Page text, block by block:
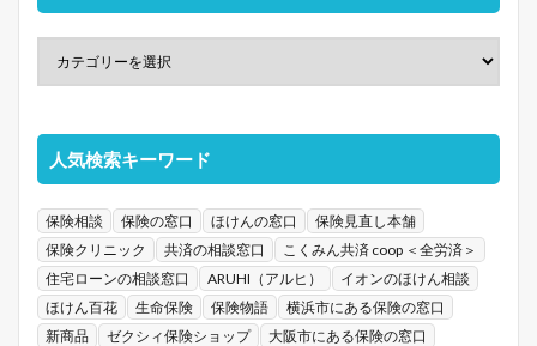
人気検索キーワード
保険相談 保険の窓口 ほけんの窓口
保険見直し本舗
保険クリニック
共済の相談窓口
こくみん共済 coop ＜全労済＞
住宅ローンの相談窓口
ARUHI（アルヒ）
イオンのほけん相談
ほけん百花
生命保険 保険物語
横浜市にある保険の窓口
新商品
ゼクシィ保険ショップ
大阪市にある保険の窓口